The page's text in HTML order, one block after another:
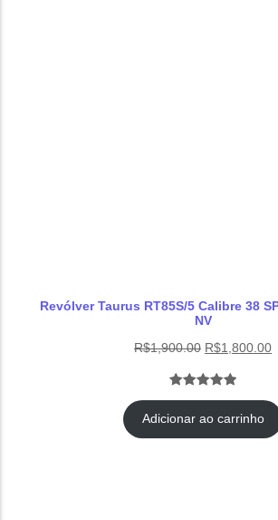
Revólver Taurus RT85S/5 Calibre 38
NV
R$1,900.00 R$1,800.00
Avaliado
como5.00
de 5, com
1
Adicionar ao carrinho